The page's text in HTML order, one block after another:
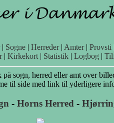
| Sogne| Herreder| Amter| Provsti
| Kirkekort | Statistik | Logbog |
sogn, herred eller amt over
til side med link til yderligere
- Horns Herred -